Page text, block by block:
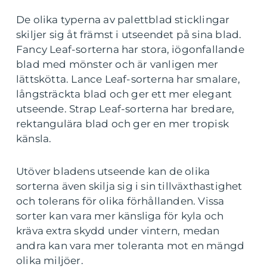
De olika typerna av palettblad sticklingar
skiljer sig åt främst i utseendet på sina blad.
Fancy Leaf-sorterna har stora, iögonfallande
blad med mönster och är vanligen mer
lättskötta. Lance Leaf-sorterna har smalare,
långsträckta blad och ger ett mer elegant
utseende. Strap Leaf-sorterna har bredare,
rektangulära blad och ger en mer tropisk
känsla.
Utöver bladens utseende kan de olika
sorterna även skilja sig i sin tillväxthastighet
och tolerans för olika förhållanden. Vissa
sorter kan vara mer känsliga för kyla och
kräva extra skydd under vintern, medan
andra kan vara mer toleranta mot en mängd
olika miljöer.